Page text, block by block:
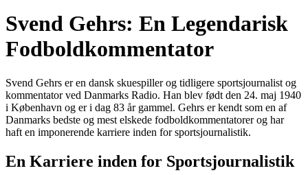
Svend Gehrs: En Legendarisk
Fodboldkommentator
Svend Gehrs er en dansk skuespiller og tidligere sportsjournalist og
kommentator ved Danmarks Radio. Han blev født den 24. maj 1940
i København og er i dag 83 år gammel. Gehrs er kendt som en af
Danmarks bedste og mest elskede fodboldkommentatorer og har
haft en imponerende karriere inden for sportsjournalistik.
En Karriere inden for Sportsjournalistik